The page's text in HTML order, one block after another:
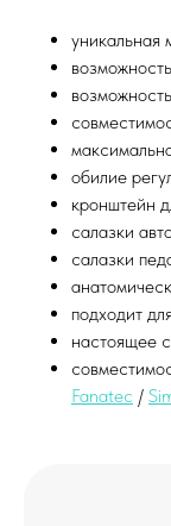
уникальная
обилие
кронштейн
салазки
салазки
подходит
настоящее
Fanatec /